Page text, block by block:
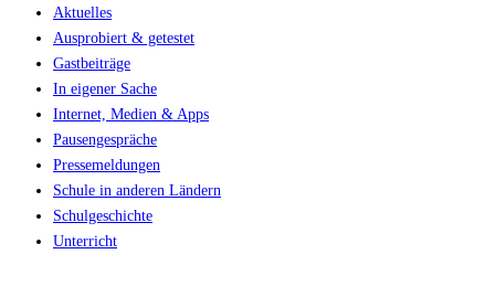
Aktuelles
Ausprobiert & getestet
Gastbeiträge
In eigener Sache
Internet, Medien & Apps
Pausengespräche
Pressemeldungen
Schule in anderen Ländern
Schulgeschichte
Unterricht